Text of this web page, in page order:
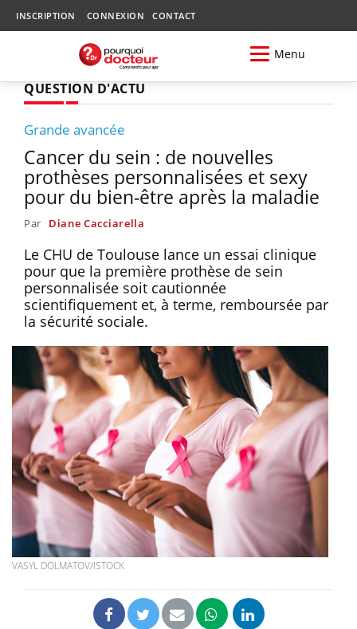
INSCRIPTION CONNEXION CONTACT
Menu
QUESTION D'ACTU
Grande avancée
Cancer du sein : de nouvelles
prothèses personnalisées et sexy
pour du bien-être après la maladie
Par Diane Cacciarella
Le CHU de Toulouse lance un essai clinique
pour que la première prothèse de sein
personnalisée soit cautionnée
scientifiquement et, à terme, remboursée par
la sécurité sociale.
VASYL DOLMATOV/ISTOCK